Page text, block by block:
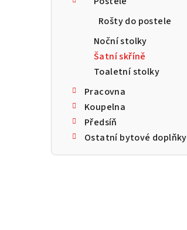
Rošty do postele
Noční stolky
Šatní skříně
Toaletní stolky
Pracovna
Koupelna
Předsíň
Ostatní bytové doplňky